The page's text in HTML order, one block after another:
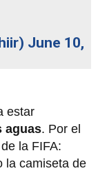
June 10,
estar
aguas. Por el
la FIFA:
la camiseta de